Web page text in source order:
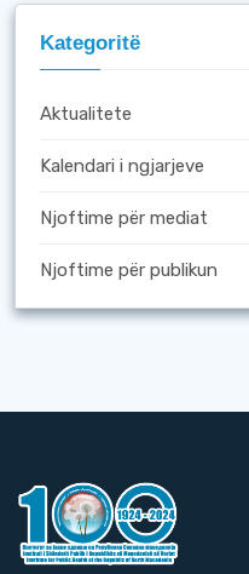
Kategoritë
Aktualitete
Kalendari i ngjarjeve
Njoftime për mediat
Njoftime për publikun